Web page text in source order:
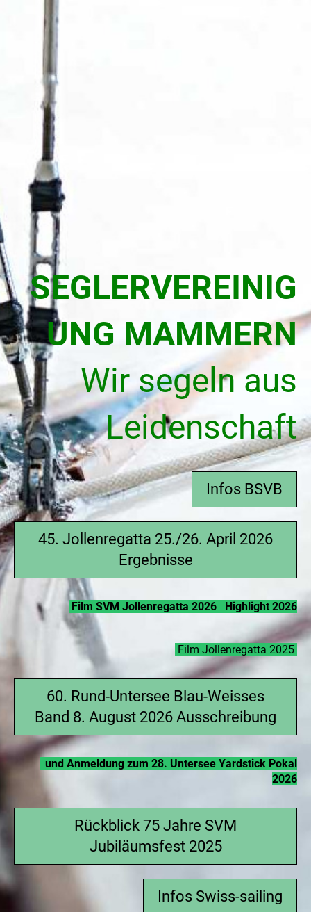
SEGLERVEREINIG
UNG MAMMERN
Wir segeln aus
Leidenschaft
Infos BSVB
45. Jollenregatta 25./26. April 2026
Ergebnisse
Film SVM Jollenregatta 2026 Highlight 2026
Film Jollenregatta 2025
60. Rund-Untersee Blau-Weisses
Band 8. August 2026 Ausschreibung
und Anmeldung zum 28. Untersee Yardstick Pokal
2026
Rückblick 75 Jahre SVM
Jubiläumsfest 2025
Infos Swiss-sailing